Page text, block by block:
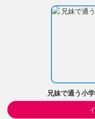
兄妹で通う小